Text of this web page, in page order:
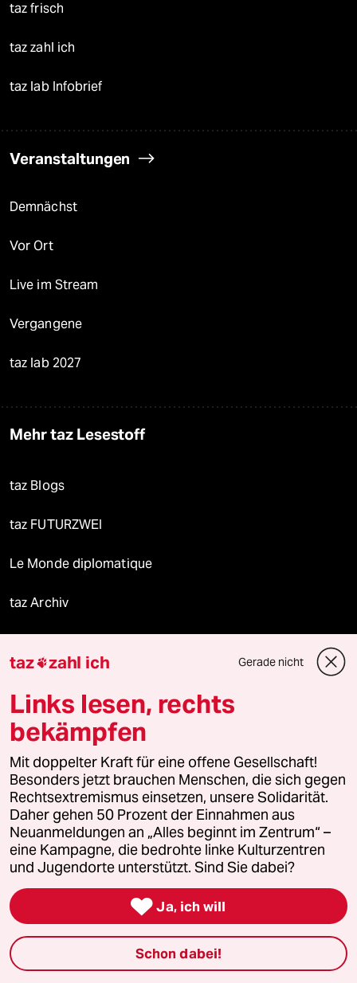
taz frisch
taz zahl ich
taz lab Infobrief
Veranstaltungen
Demnächst
Vor Ort
Live im Stream
Vergangene
taz lab 2027
Mehr taz Lesestoff
taz Blogs
taz FUTURZWEI
Le Monde diplomatique
taz Archiv
Mehr taz Angebote
Reisen
Kantine
Shop
Anzeigen
Fragen & Hilfe
Feedback
taz zahl ich Gerade nicht
Links lesen, rechts
bekämpfen
Mit doppelter Kraft für eine offene Gesellschaft!
Besonders jetzt brauchen Menschen, die sich gegen
Rechtsextremismus einsetzen, unsere Solidarität.
Daher gehen 50 Prozent der Einnahmen aus
Neuanmeldungen an „Alles beginnt im Zentrum“ –
eine Kampagne, die bedrohte linke Kulturzentren
und Jugendorte unterstützt. Sind Sie dabei?
 Ja, ich will
Schon dabei!